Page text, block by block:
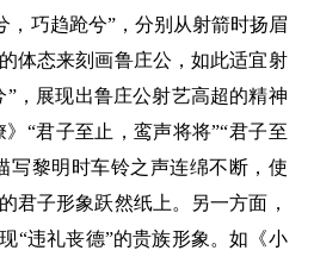
，巧趋跄兮”，分别从射箭时扬眉
体态来刻画鲁庄公，如此适宜射
”，展现出鲁庄公射艺高超的精神
》“君子至止，鸾声将将”“君子至
写黎明时车铃之声连绵不断，使
君子形象跃然纸上。另一方面，
“违礼丧德”的贵族形象。如《小